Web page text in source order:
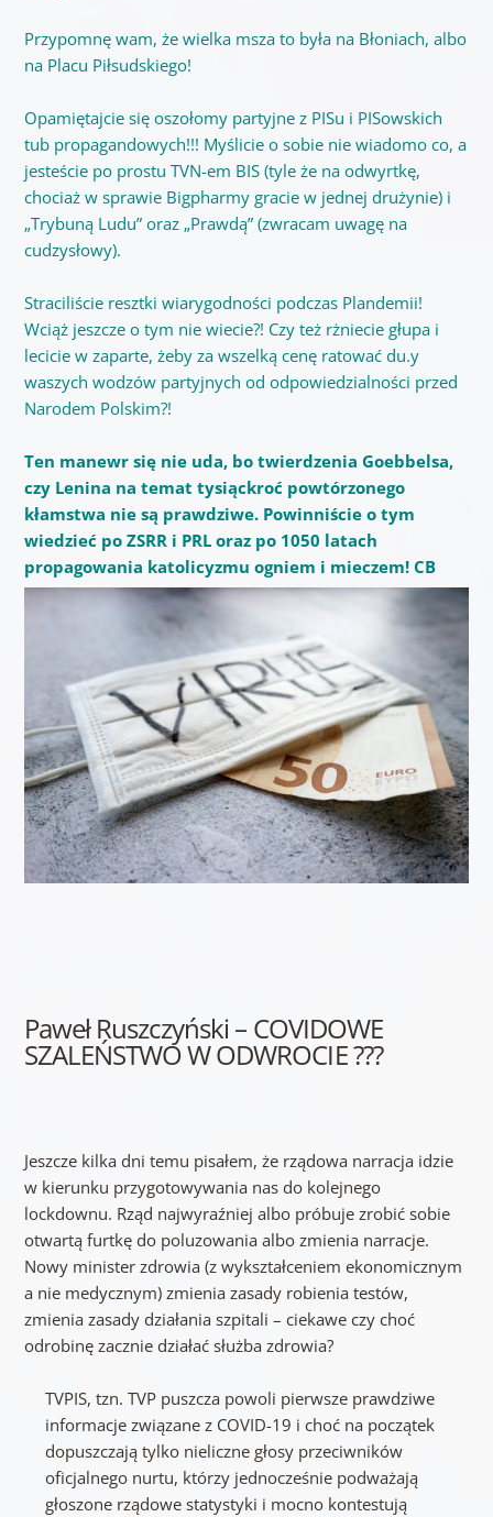
Przypomnę wam, że wielka msza to była na Błoniach, albo
na Placu Piłsudskiego!
Opamiętajcie się oszołomy partyjne z PISu i PISowskich
tub propagandowych!!! Myślicie o sobie nie wiadomo co, a
jesteście po prostu TVN-em BIS (tyle że na odwyrtkę,
chociaż w sprawie Bigpharmy gracie w jednej drużynie) i
„Trybuną Ludu” oraz „Prawdą” (zwracam uwagę na
cudzysłowy).
Straciliście resztki wiarygodności podczas Plandemii!
Wciąż jeszcze o tym nie wiecie?! Czy też rżniecie głupa i
lecicie w zaparte, żeby za wszelką cenę ratować du.y
waszych wodzów partyjnych od odpowiedzialności przed
Narodem Polskim?!
Ten manewr się nie uda, bo twierdzenia Goebbelsa,
czy Lenina na temat tysiąckroć powtórzonego
kłamstwa nie są prawdziwe. Powinniście o tym
wiedzieć po ZSRR i PRL oraz po 1050 latach
propagowania katolicyzmu ogniem i mieczem! CB
Paweł Ruszczyński – COVIDOWE
SZALEŃSTWO W ODWROCIE ???
Jeszcze kilka dni temu pisałem, że rządowa narracja idzie
w kierunku przygotowywania nas do kolejnego
lockdownu. Rząd najwyraźniej albo próbuje zrobić sobie
otwartą furtkę do poluzowania albo zmienia narracje.
Nowy minister zdrowia (z wykształceniem ekonomicznym
a nie medycznym) zmienia zasady robienia testów,
zmienia zasady działania szpitali – ciekawe czy choć
odrobinę zacznie działać służba zdrowia?
TVPIS, tzn. TVP puszcza powoli pierwsze prawdziwe
informacje związane z COVID-19 i choć na początek
dopuszczają tylko nieliczne głosy przeciwników
oficjalnego nurtu, którzy jednocześnie podważają
głoszone rządowe statystyki i mocno kontestują